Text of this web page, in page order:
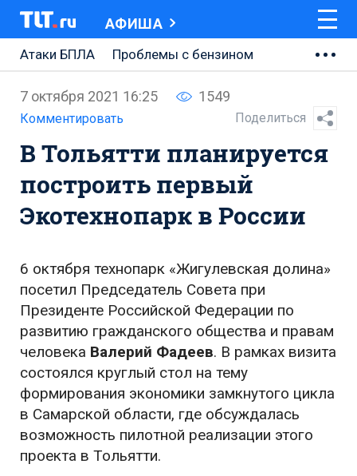
АФИША
Атаки БПЛА
Проблемы с бензином
АВТОВАЗ
Ремонт Центральной площади
Ремонт Обводного шоссе
Набережная Тольятти
Неделя Тольятти
7 октября 2021 16:25 1549
Комментировать Поделиться
В Тольятти планируется
построить первый
Экотехнопарк в России
6 октября технопарк «Жигулевская долина»
посетил Председатель Совета при
Президенте Российской Федерации по
развитию гражданского общества и правам
человека Валерий Фадеев. В рамках визита
состоялся круглый стол на тему
формирования экономики замкнутого цикла
в Самарской области, где обсуждалась
возможность пилотной реализации этого
проекта в Тольятти.